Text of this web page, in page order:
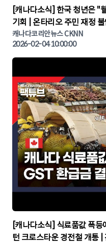
▶
[캐나다소식] 한국 청년은 "
기회 | 온타리오 주민 재정
린 캐나다뉴스 | CKNNEWS,
캐나다코리안뉴스 CKNN
2026-02-04 10:00:00
▶
[캐나다소식] 식료품값 폭등에
턴 크로스타운 경전철 개통